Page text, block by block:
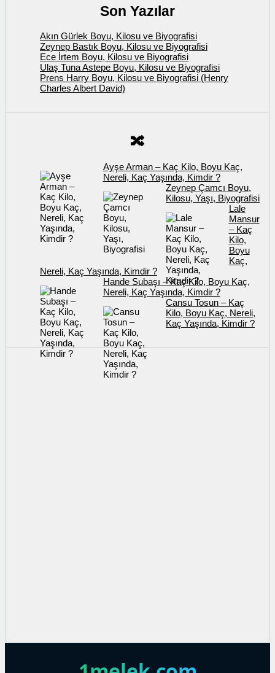
Son Yazılar
Akın Gürlek Boyu, Kilosu ve Biyografisi
Zeynep Bastık Boyu, Kilosu ve Biyografisi
Ece İrtem Boyu, Kilosu ve Biyografisi
Ulaş Tuna Astepe Boyu, Kilosu ve Biyografisi
Prens Harry Boyu, Kilosu ve Biyografisi (Henry
Charles Albert David)
🔀
Ayşe Arman – Kaç Kilo, Boyu Kaç,
Nereli, Kaç Yaşında, Kimdir ?
Zeynep Çamcı Boyu,
Kilosu, Yaşı, Biyografisi
Lale
Mansur
– Kaç
Kilo,
Boyu
Kaç,
Nereli, Kaç Yaşında, Kimdir ?
Hande Subaşı – Kaç Kilo, Boyu Kaç,
Nereli, Kaç Yaşında, Kimdir ?
Cansu Tosun – Kaç
Kilo, Boyu Kaç, Nereli,
Kaç Yaşında, Kimdir ?